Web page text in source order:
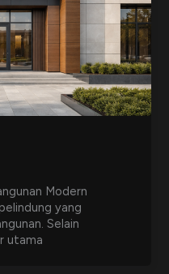
Modern
yang
Selain
utama